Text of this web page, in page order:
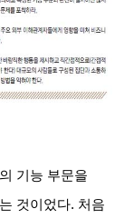
기능 부문을
것이었다. 처음